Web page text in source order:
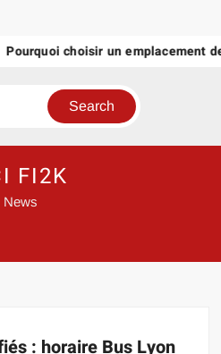
Pourquoi choisir un emplacement
FI2K
News
: horaire Bus Lyon